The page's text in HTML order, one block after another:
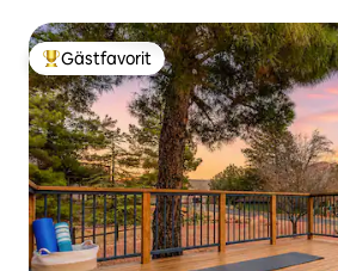
Populär gästfavorit
Gästfavorit